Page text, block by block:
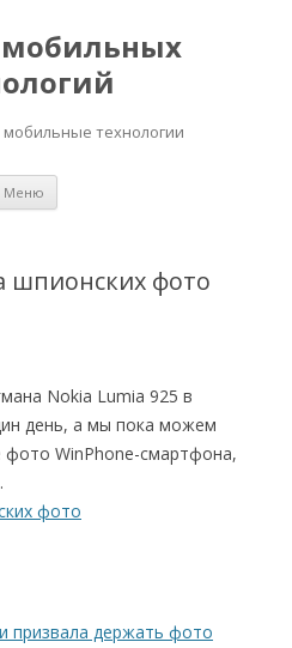
мобильных
технологии
Меню
шпионских фото
Nokia Lumia 925 в
день, а мы пока можем
WinPhone-смартфона,
фото
призвала держать фото